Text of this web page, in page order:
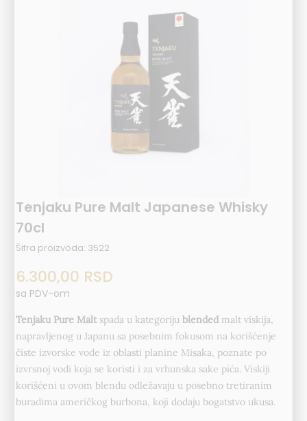
Tenjaku Pure Malt Japanese Whisky
70cl
Šifra proizvoda: 3522
6.300,00 RSD
sa PDV-om
Tenjaku Pure Maltspada u kategorijublendedmalt viskija,
napravljenog u Japanu sa posebnim fokusom na korišćenje
čiste izvorske vode iz oblasti planine Misaka, poznate po
izvrsnoj vodi koja se koristi i za vrhunska sake pića. Viskiji
korišćeni u ovom blendu odležavaju u posebno tretiranim
buradima američkog burbona, koji dodaju bogatstvo ukusa.